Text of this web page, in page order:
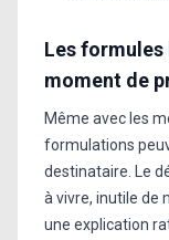
Les
moment de
Même avec les
formulations
destinataire. Le
à vivre, inutile de
une explication